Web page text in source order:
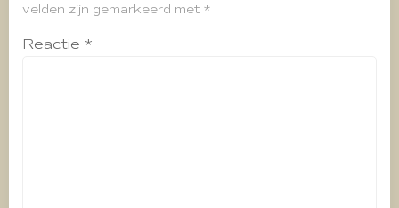
velden zijn gemarkeerd met *
Reactie *